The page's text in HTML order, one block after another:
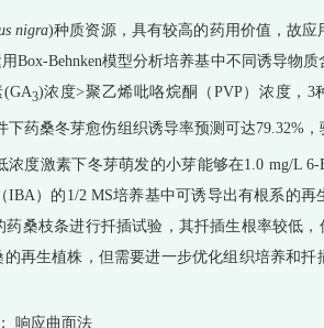
nigra)种质资源，具有较高的药用价值，故
Box-Behnken模型分析培养基中不同诱导物
(GA3)浓度>聚乙烯吡咯烷酮（PVP）浓度，3
下药桑冬芽愈伤组织诱导率预测可达79.32%
度激素下冬芽萌发的小芽能够在1.0 mg/L 6-
）的1/2 MS培养基中可诱导出有根系的
桑枝条进行扦插试验，其扦插生根率较低
再生植株，但需要进一步优化组织培养和扦
响应曲面法